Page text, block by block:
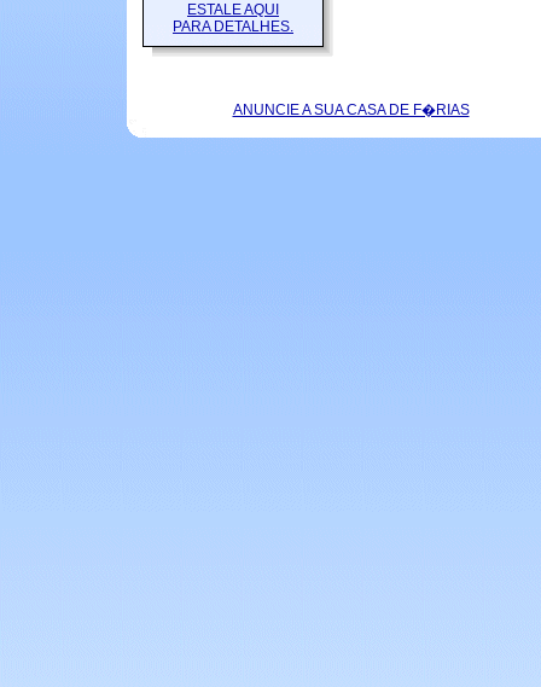
ESTALE AQUI
PARA DETALHES.
ANUNCIE A SUA CASA DE F�RIAS